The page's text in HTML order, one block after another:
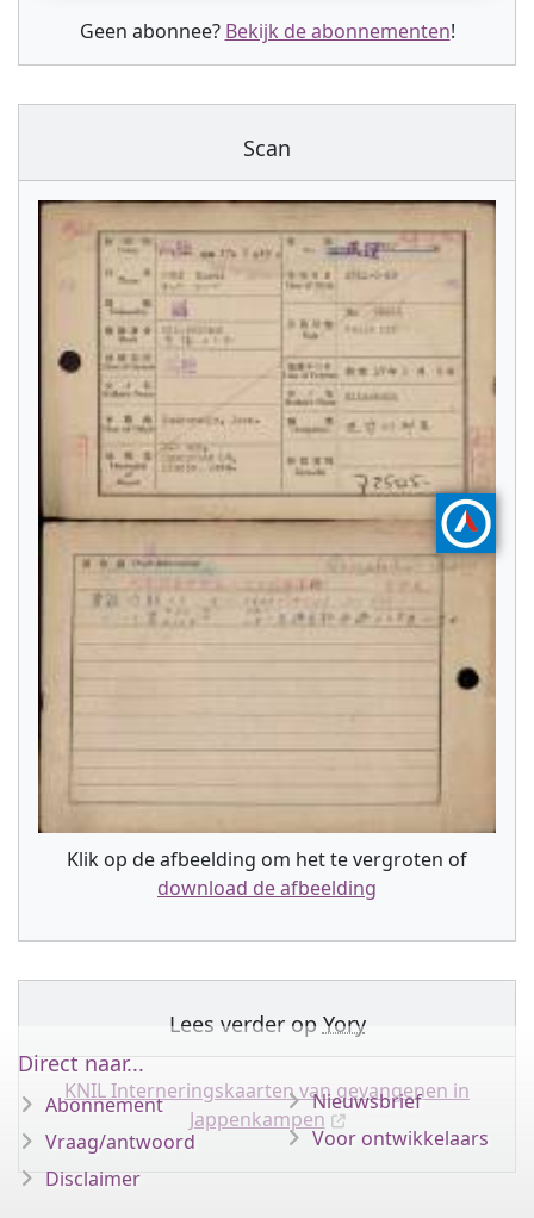
Geen abonnee? Bekijk de abonnementen!
Scan
Klik op de afbeelding om het te vergroten of
download de afbeelding
Lees verder op Yory
KNIL Interneringskaarten van gevangenen in
Jappenkampen
Direct naar...
Abonnement
Vraag/antwoord
Disclaimer
Nieuwsbrief
Voor ontwikkelaars